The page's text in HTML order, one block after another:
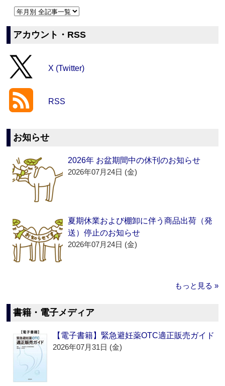
アカウント・RSS
X (Twitter)
RSS
お知らせ
2026年 お盆期間中の休刊のお知らせ
2026年07月24日 (金)
夏期休業および棚卸に伴う商品出荷（発
送）停止のお知らせ
2026年07月24日 (金)
もっと見る »
書籍・電子メディア
【電子書籍】緊急避妊薬OTC適正販売ガイド
2026年07月31日 (金)